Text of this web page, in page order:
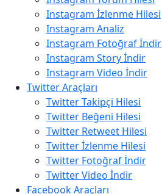
Instagram İzlenme Hilesi
Instagram Analiz
Instagram Fotoğraf İndir
Instagram Story İndir
Instagram Video İndir
Twitter Araçları
Twitter Takipçi Hilesi
Twitter Beğeni Hilesi
Twitter Retweet Hilesi
Twitter İzlenme Hilesi
Twitter Fotoğraf İndir
Twitter Video İndir
Facebook Araçları